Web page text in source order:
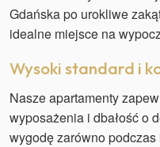
Gdańska po urokliwe
idealne miejsce na
Wysoki standard i
Nasze apartamenty
wyposażenia i dbałość o
wygodę zarówno podczas